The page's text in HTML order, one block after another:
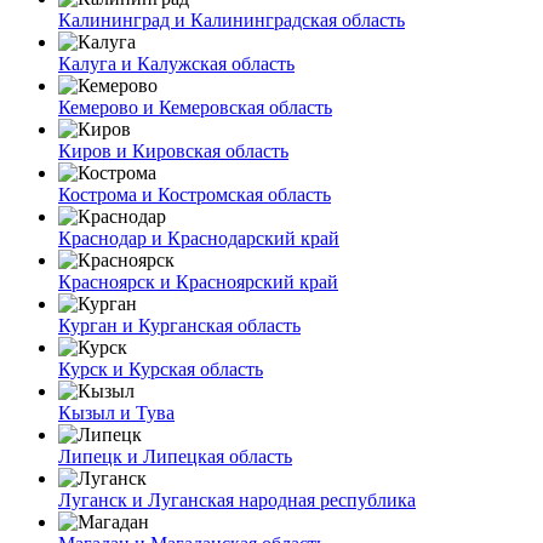
Калининград и Калининградская область
Калуга и Калужская область
Кемерово и Кемеровская область
Киров и Кировская область
Кострома и Костромская область
Краснодар и Краснодарский край
Красноярск и Красноярский край
Курган и Курганская область
Курск и Курская область
Кызыл и Тува
Липецк и Липецкая область
Луганск и Луганская народная республика